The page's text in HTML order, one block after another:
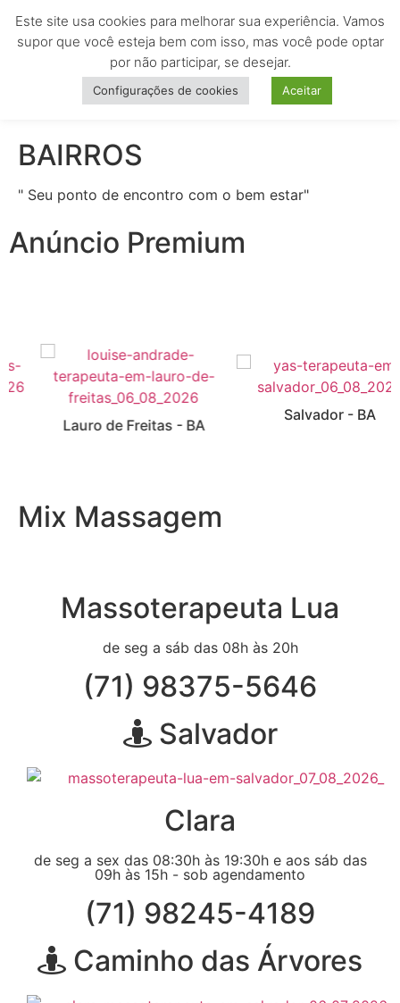
MENU
BAIRROS
" Seu ponto de encontro com o bem estar"
Anúncio Premium
Lauro de Freitas - BA
Salvador - BA
Mix Massagem
Massoterapeuta Lua
de seg a sáb das 08h às 20h
(71) 98375-5646
Salvador
Clara
de seg a sex das 08:30h às 19:30h e aos sáb das
09h às 15h - sob agendamento
(71) 98245-4189
Caminho das Árvores
Este site usa cookies para melhorar sua experiência. Vamos
supor que você esteja bem com isso, mas você pode optar
por não participar, se desejar.
Configurações de cookies Aceitar